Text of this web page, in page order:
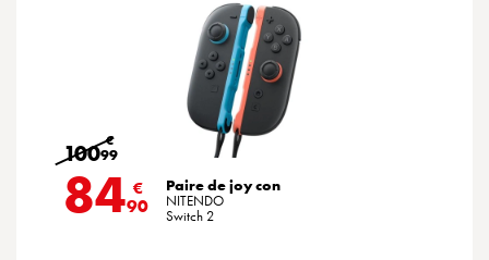
100 €
99
84 €
90
Paire de joy con
NITENDO
Switch 2